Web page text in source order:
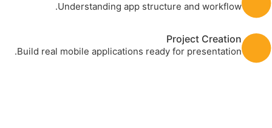
Understanding app structure and workflow.
Project Creation
Build real mobile applications ready for presentation.